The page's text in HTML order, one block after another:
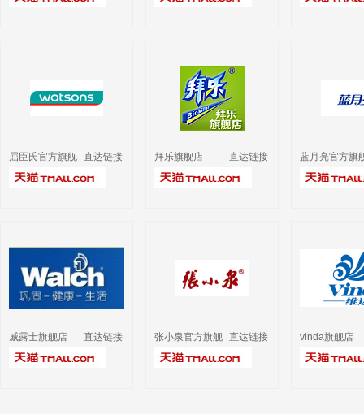
屈臣氏官方旗舰
店
直达链接 拜乐旗舰店 直达链接
蓝月亮官方旗
店
威露士旗舰店 直达链接
张小泉官方旗舰
店
直达链接 vinda旗舰店